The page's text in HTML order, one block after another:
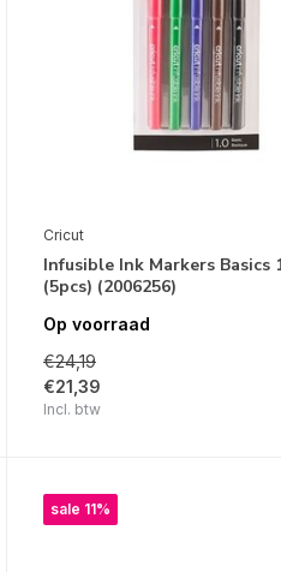
Cricut
Infusible Ink Markers Basics
(5pcs) (2006256)
Op voorraad
€24,19
€21,39
Incl. btw
sale 11%